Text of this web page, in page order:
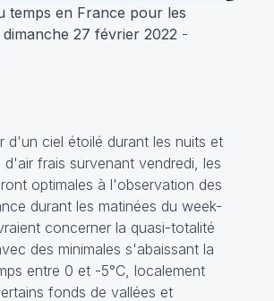
temps en France pour les
dimanche 27 février 2022 -
d'un ciel étoilé durant les nuits et
d'air frais survenant vendredi, les
optimales à l'observation des
durant les matinées du week-
concerner la quasi-totalité
des minimales s'abaissant la
entre 0 et -5°C, localement
fonds de vallées et